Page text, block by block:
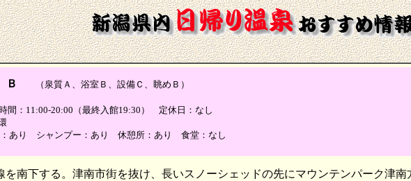
Ｂ （泉質Ａ、浴室Ｂ、設備Ｃ、眺めＢ）
：11:00-20:00（最終入館19:30） 定休日：なし
あり シャンプー：あり 休憩所：あり 食堂：なし
を南下する。津南市街を抜け、長いスノーシェッドの先にマウンテンパーク津